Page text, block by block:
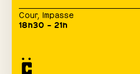
Cour, Impasse
18h30 – 21h